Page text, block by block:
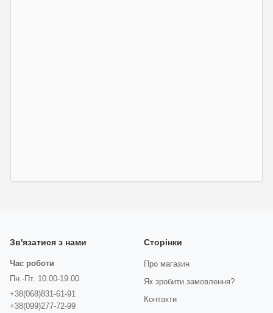
Зв'язатися з нами
Час роботи
Пн.-Пт. 10.00-19.00
+38(068)831-61-91
+38(099)277-72-99
Сторінки
Про магазин
Як зробити замовлення?
Контакти